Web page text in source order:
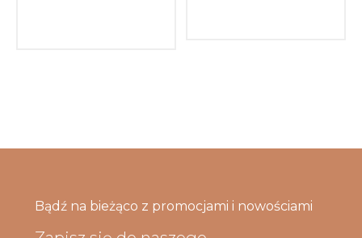
Bądź na bieżąco z promocjami i nowościami